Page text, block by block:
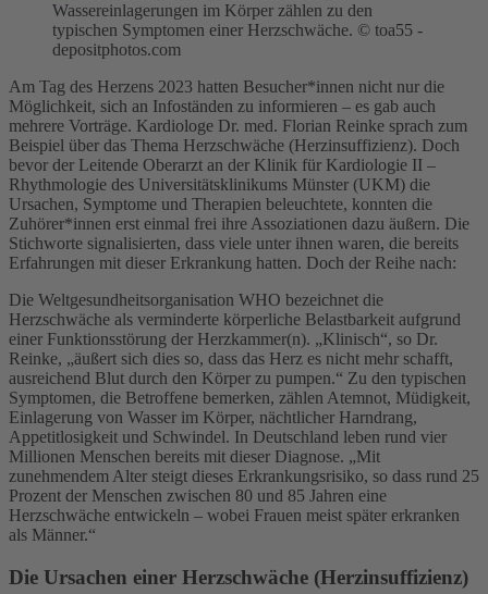
Wassereinlagerungen im Körper zählen zu den
typischen Symptomen einer Herzschwäche. © toa55 -
depositphotos.com
Am Tag des Herzens 2023 hatten Besucher*innen nicht nur die
Möglichkeit, sich an Infoständen zu informieren – es gab auch
mehrere Vorträge. Kardiologe Dr. med. Florian Reinke sprach zum
Beispiel über das Thema Herzschwäche (Herzinsuffizienz). Doch
bevor der Leitende Oberarzt an der Klinik für Kardiologie II –
Rhythmologie des Universitätsklinikums Münster (UKM) die
Ursachen, Symptome und Therapien beleuchtete, konnten die
Zuhörer*innen erst einmal frei ihre Assoziationen dazu äußern. Die
Stichworte signalisierten, dass viele unter ihnen waren, die bereits
Erfahrungen mit dieser Erkrankung hatten. Doch der Reihe nach:
Die Weltgesundheitsorganisation WHO bezeichnet die
Herzschwäche als verminderte körperliche Belastbarkeit aufgrund
einer Funktionsstörung der Herzkammer(n). „Klinisch“, so Dr.
Reinke, „äußert sich dies so, dass das Herz es nicht mehr schafft,
ausreichend Blut durch den Körper zu pumpen.“ Zu den typischen
Symptomen, die Betroffene bemerken, zählen Atemnot, Müdigkeit,
Einlagerung von Wasser im Körper, nächtlicher Harndrang,
Appetitlosigkeit und Schwindel. In Deutschland leben rund vier
Millionen Menschen bereits mit dieser Diagnose. „Mit
zunehmendem Alter steigt dieses Erkrankungsrisiko, so dass rund 25
Prozent der Menschen zwischen 80 und 85 Jahren eine
Herzschwäche entwickeln – wobei Frauen meist später erkranken
als Männer.“
Die Ursachen einer Herzschwäche (Herzinsuffizienz)